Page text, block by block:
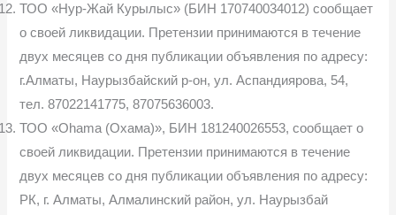
ТОО «Нур-Жай Курылыс» (БИН 170740034012) сообщает
о своей ликвидации. Претензии принимаются в течение
двух месяцев со дня публикации объявления по адресу:
г.Алматы, Наурызбайский р-он, ул. Аспандиярова, 54,
тел. 87022141775, 87075636003.
ТОО «Ohama (Охама)», БИН 181240026553, сообщает о
своей ликвидации. Претензии принимаются в течение
двух месяцев со дня публикации объявления по адресу:
РК, г. Алматы, Алмалинский район, ул. Наурызбай